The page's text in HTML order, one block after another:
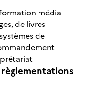
média
de livres
de